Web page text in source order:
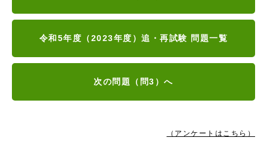
令和5年度（2023年度）追・再試験 問題一覧
次の問題（問3）へ
（アンケートはこちら）